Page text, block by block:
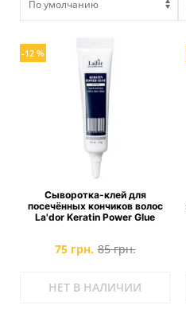
-12 %
Сыворотка-клей для
посечённых кончиков волос
La'dor Keratin Power Glue
75 грн. 85 грн.
НЕТ В НАЛИЧИИ